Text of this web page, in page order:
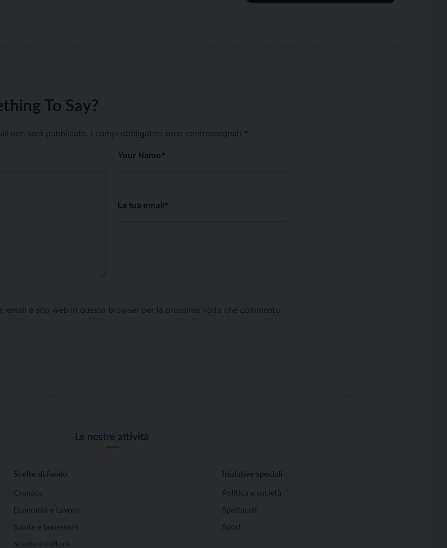
To Say?
non sarà pubblicato. I campi obbligatori sono contrassegnati *
Your Name*
La tua email*
email e sito web in questo browser per la prossima volta che commento.
Le nostre attività
Scelte di fondo
Cronaca
Economia e Lavoro
Salute e benessere
Scuola e cultura
Iniziative speciali
Politica e società
Spettacoli
Sport